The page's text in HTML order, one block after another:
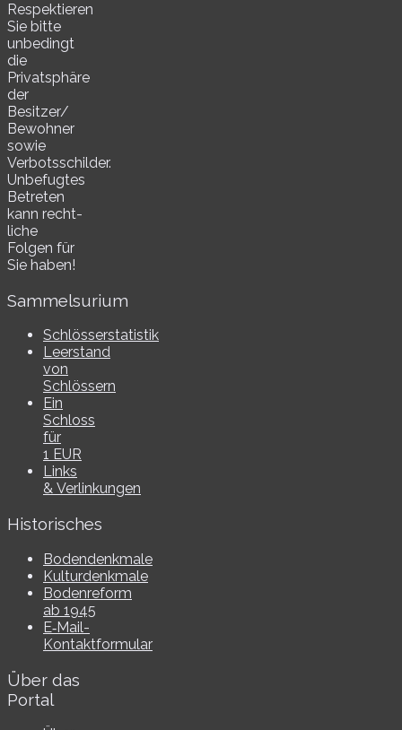
Respektieren
Sie bitte
unbe­dingt
die
Privatsphäre
der
Besitzer/​
Bewohner
sowie
Verbotsschilder.
Unbefugtes
Betreten
kann recht­
li­che
Folgen für
Sie haben!
Sammelsurium
Schlösserstatistik
Leerstand
von
Schlössern
Ein
Schloss
für
1 EUR
Links
& Verlinkungen
Historisches
Bodendenkmale
Kulturdenkmale
Bodenreform
ab 1945
E‑Mail-​​
Kontaktformular
Über das
Portal